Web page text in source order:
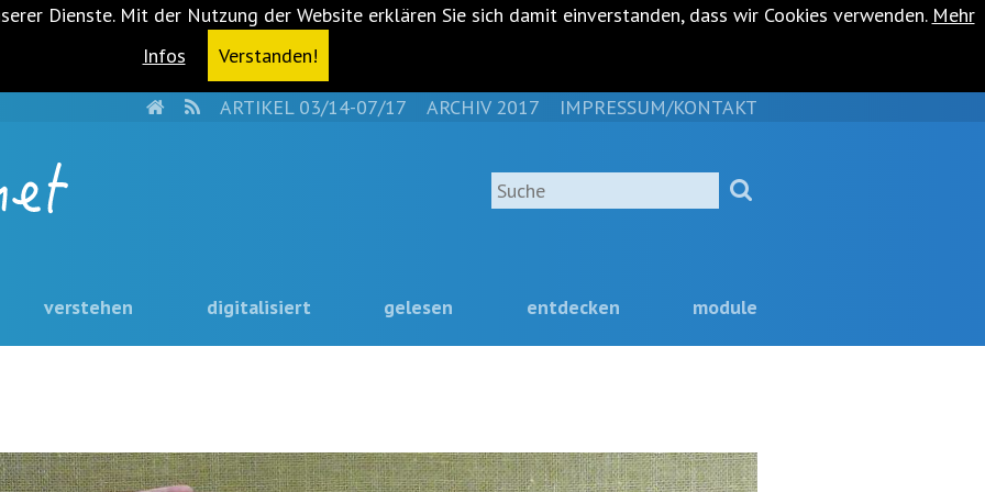
Dienste. Mit der Nutzung der Website erklären Sie sich damit einverstanden, dass wir Cookies verwenden. Mehr
Infos
Verstanden!
HOMERSSARTIKEL 03/14-07/17 ARCHIV 2017 IMPRESSUM/KONTAKT
Suche
verstehen digitalisiert gelesen entdecken module